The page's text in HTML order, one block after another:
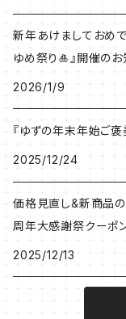
新年あけましておめで
ゆめ祭り🎍』開催の
2026/1/9
『ゆずの年末年始ご
2025/12/24
価格見直し&新商品の
周年大感謝祭クーポ
2025/12/13